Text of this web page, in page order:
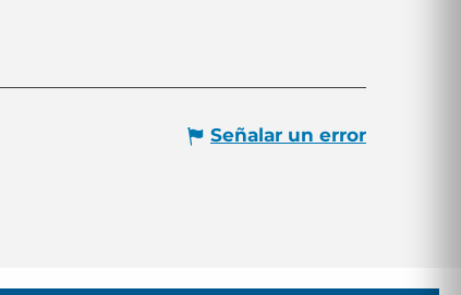
Señalar un error